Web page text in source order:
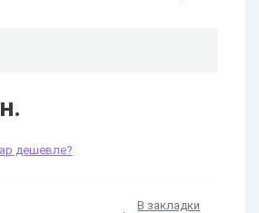
дешевле?
В закладки